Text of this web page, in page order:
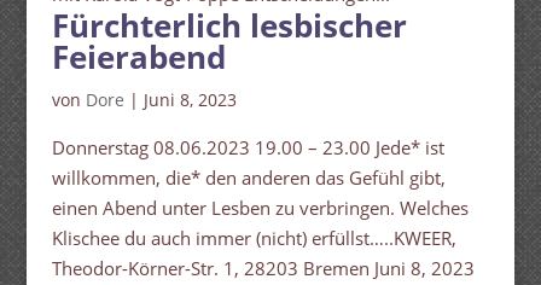
Fürchterlich lesbischer
Feierabend
von Dore | Juni 8, 2023
Donnerstag 08.06.2023 19.00 – 23.00 Jede* ist
willkommen, die* den anderen das Gefühl gibt,
einen Abend unter Lesben zu verbringen. Welches
Klischee du auch immer (nicht) erfüllst…..KWEER,
Theodor-Körner-Str. 1, 28203 Bremen Juni 8, 2023